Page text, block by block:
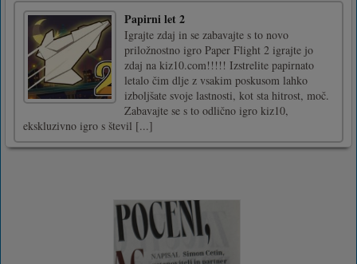
Papirni let 2
Igrajte zdaj in se zabavajte s to novo
priložnostno igro Paper Flight 2 igrajte jo
zdaj na kiz10.com!!!!! Izstrelite papirnato
letalo čim dlje z vsakim poskusom lahko
izboljšate svoje lastnosti, kot sta hitrost, moč.
Zabavajte se s to odlično igro kiz10,
ekskluzivno igro s števil [...]